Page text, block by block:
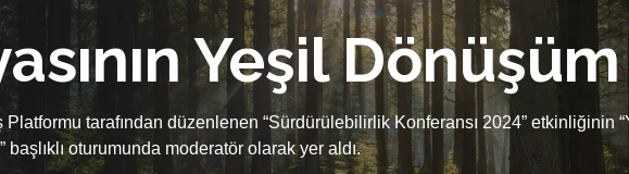
Yeşil
tarafından düzenlenen “Sürdürülebilirlik Konferansı 2024” etkinliğinin
oturumunda moderatör olarak yer aldı.